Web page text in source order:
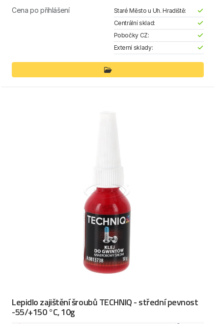
Cena po přihlášení
Staré Město u Uh. Hradiště:
Centrální sklad:
Pobočky CZ:
Externí sklady:
Lepidlo zajištění šroubů TECHNIQ - střední pevnost
-55/+150 °C, 10g